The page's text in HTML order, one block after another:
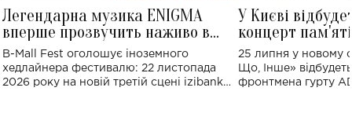
Легендарна музика ENIGMA
вперше прозвучить наживо в
Україні: де відбудеться концерт
B-Mall Fest оголошує іноземного
хедлайнера фестивалю: 22 листопада
2026 року на новій третій сцені izibank
У Києві
концерт
Клименка:
виконають
25 липня у новому
Що, Інше»
фронтмена гурту